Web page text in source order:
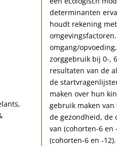
determinanten
houdt rekening
omgang/
zorggebruik bij 0-,
resultaten van de
de
maken over hun
gebruik maken
de gezondheid, de
van (cohorten-6
(cohorten-6 en -